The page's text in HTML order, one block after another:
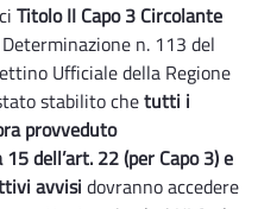
Titolo II Capo 3 Circolante
n. 113 del
Ufficiale della Regione
stabilito chetutti i
provveduto
dell’art. 22 (per Capo 3) e
avvisi dovranno accedere